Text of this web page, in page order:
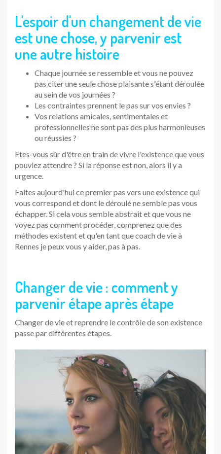
L'espoir d'un changement de vie
est une chose, y parvenir est
une autre histoire
Chaque journée se ressemble et vous ne pouvez
pas citer une seule chose plaisante s'étant déroulée
au sein de vos journées ?
Les contraintes prennent le pas sur vos envies ?
Vos relations amicales, sentimentales et
professionnelles ne sont pas des plus harmonieuses
ou réussies ?
Etes-vous sûr d'être en train de vivre l'existence que vous
pouviez attendre ? Si la réponse est non, alors il y a
urgence.
Faites aujourd'hui ce premier pas vers une existence qui
vous correspond et dont le déroulé ne semble pas vous
échapper. Si cela vous semble abstrait et que vous ne
voyez pas comment procéder, comprenez que des
méthodes existent et qu'en tant que coach de vie à
Rennes je peux vous y aider, pas à pas.
Changer de vie : comment y
parvenir étape après étape
Changer de vie et reprendre le contrôle de son existence
passe par différentes étapes.